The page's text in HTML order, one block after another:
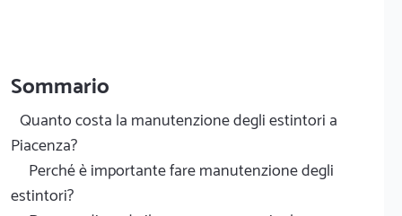
Sommario
Quanto costa la manutenzione degli estintori a
Piacenza?
Perché è importante fare manutenzione degli
estintori?